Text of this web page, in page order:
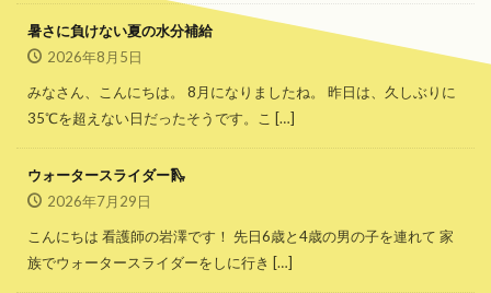
暑さに負けない夏の水分補給
2026年8月5日
みなさん、こんにちは。 8月になりましたね。 昨日は、久しぶりに
35℃を超えない日だったそうです。こ […]
ウォータースライダー🛝
2026年7月29日
こんにちは 看護師の岩澤です！ 先日6歳と4歳の男の子を連れて 家
族でウォータースライダーをしに行き […]